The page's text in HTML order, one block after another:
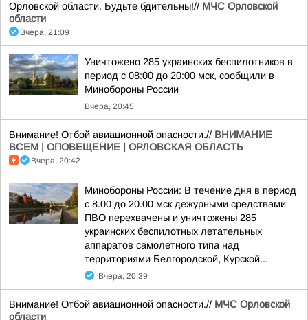
Орловской области. Будьте бдительны!// МЧС Орловской
области
Вчера, 21:09
Уничтожено 285 украинских беспилотников в
период с 08:00 до 20:00 мск, сообщили в
Минобороны России
Вчера, 20:45
Внимание! Отбой авиационной опасности.// ВНИМАНИЕ
ВСЕМ | ОПОВЕЩЕНИЕ | ОРЛОВСКАЯ ОБЛАСТЬ
Вчера, 20:42
Минобороны России: В течение дня в период
с 8.00 до 20.00 мск дежурными средствами
ПВО перехвачены и уничтожены 285
украинских беспилотных летательных
аппаратов самолетного типа над
территориями Белгородской, Курской...
Вчера, 20:39
Внимание! Отбой авиационной опасности.// МЧС Орловской
области